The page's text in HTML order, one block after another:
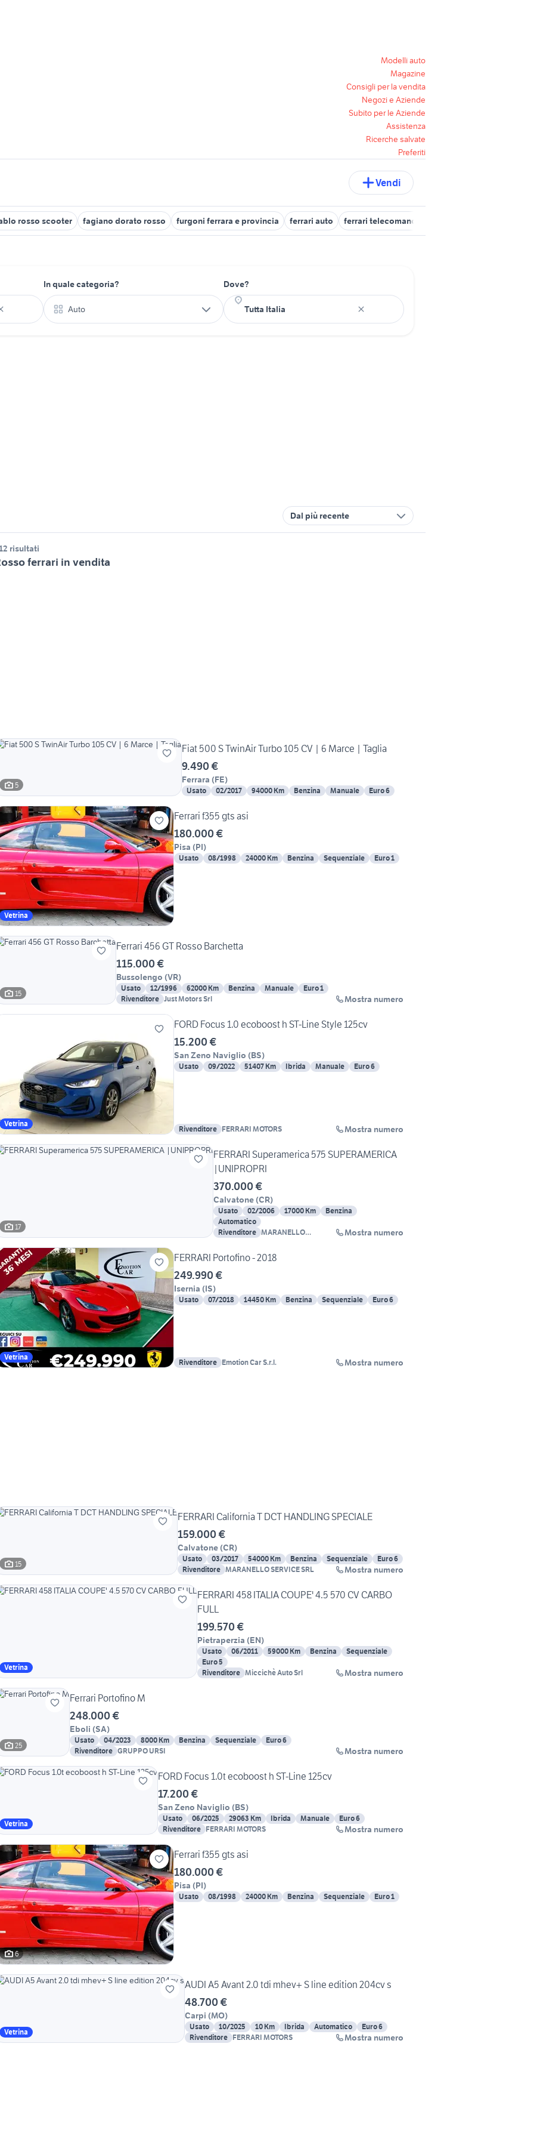
Modelli auto
Magazine
Consigli per la vendita
Negozi e Aziende
Subito per le Aziende
Assistenza
Ricerche salvate
Preferiti
Vendi
rosso scooter fagiano dorato rosso furgoni ferrara e provincia ferrari auto ferrari telecomandata grande
In quale categoria?
Auto
Dove?
Dal più recente
risultati
ferrari in vendita
5
Fiat 500 S TwinAir Turbo 105 CV | 6 Marce | Taglia
9.490 €
Ferrara (FE)
Usato 02/2017 94000 Km Benzina Manuale Euro 6
Vetrina
Ferrari f355 gts asi
180.000 €
Pisa (PI)
Usato 08/1998 24000 Km Benzina Sequenziale Euro 1
15
Ferrari 456 GT Rosso Barchetta
115.000 €
Bussolengo (VR)
Usato 12/1996 62000 Km Benzina Manuale
Euro 1
Rivenditore Just Motors Srl Mostra numero
Vetrina
FORD Focus 1.0 ecoboost h ST-Line Style 125cv
15.200 €
San Zeno Naviglio (BS)
Usato 09/2022 51407 Km Ibrida Manuale Euro 6
Rivenditore FERRARI MOTORS Mostra numero
17
FERRARI Superamerica 575 SUPERAMERICA
|UNIPROPRI
370.000 €
Calvatone (CR)
Usato 02/2006 17000 Km
Benzina
Automatico
Rivenditore MARANELLO
Mostra numero
Vetrina
FERRARI Portofino - 2018
249.990 €
Isernia (IS)
Usato 07/2018 14450 Km Benzina Sequenziale Euro 6
Rivenditore Emotion Car S.r.l. Mostra numero
15
FERRARI California T DCT HANDLING SPECIALE
159.000 €
Calvatone (CR)
Usato 03/2017 54000 Km Benzina Sequenziale
Euro 6
Rivenditore MARANELLO SERVICE SRL Mostra numero
Vetrina
FERRARI 458 ITALIA COUPE' 4.5 570 CV CARBO
FULL
199.570 €
Pietraperzia (EN)
Usato 06/2011 59000 Km Benzina
Sequenziale
Euro 5
Rivenditore Miccichè Auto Srl Mostra numero
25
Ferrari Portofino M
248.000 €
Eboli (SA)
Usato 04/2023 8000 Km Benzina Sequenziale
Euro 6
Rivenditore GRUPPO URSI Mostra numero
Vetrina
FORD Focus 1.0t ecoboost h ST-Line 125cv
17.200 €
San Zeno Naviglio (BS)
Usato 06/2025 29063 Km Ibrida Manuale
Euro 6
Rivenditore FERRARI MOTORS Mostra numero
6
Ferrari f355 gts asi
180.000 €
Pisa (PI)
Usato 08/1998 24000 Km Benzina Sequenziale Euro 1
Vetrina
AUDI A5 Avant 2.0 tdi mhev+ S line edition 204cv s
48.700 €
Carpi (MO)
Usato 10/2025 10 Km Ibrida Automatico
Euro 6
Rivenditore FERRARI MOTORS Mostra numero